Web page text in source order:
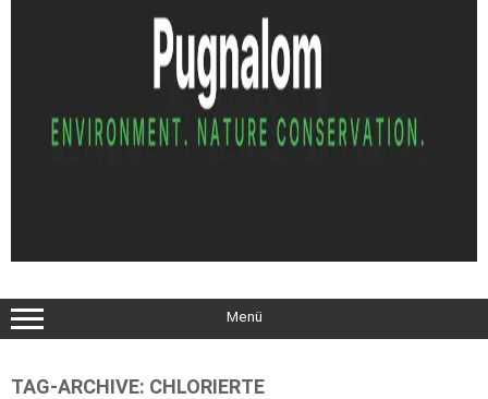
Menü
TAG-ARCHIVE: CHLORIERTE